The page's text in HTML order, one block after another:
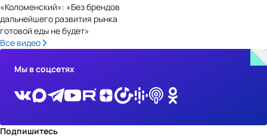
«Коломенский»: «Без брендов
дальнейшего развития рынка
готовой еды не будет»
Все видео
Мы в соцсетях
Подпишитесь